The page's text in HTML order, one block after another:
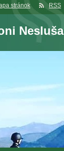
stránok RSS
Nesluša